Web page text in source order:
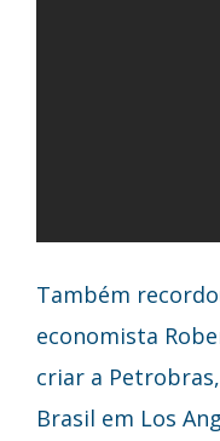
Também
economista
criar a
Brasil em Los